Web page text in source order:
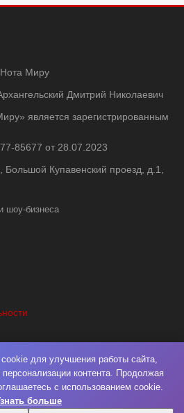
Нота Миру
Дмитрий Николаевич
является зарегистрированным
85677 от 28.07.2023
Большой Купавенский проезд, д.1,
шоу-бизнеса
Фабрика Медиа Мьюзик. Все права
для улучшения работы сайта,
контента. Продолжая
с использованием cookie.
больше